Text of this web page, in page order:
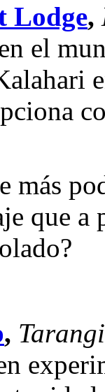
Lodge,
el
más
que a
,